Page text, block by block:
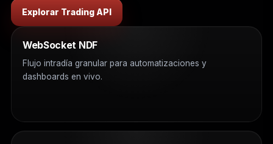
Explorar Trading API
WebSocket NDF
Flujo intradía granular para automatizaciones y
dashboards en vivo.